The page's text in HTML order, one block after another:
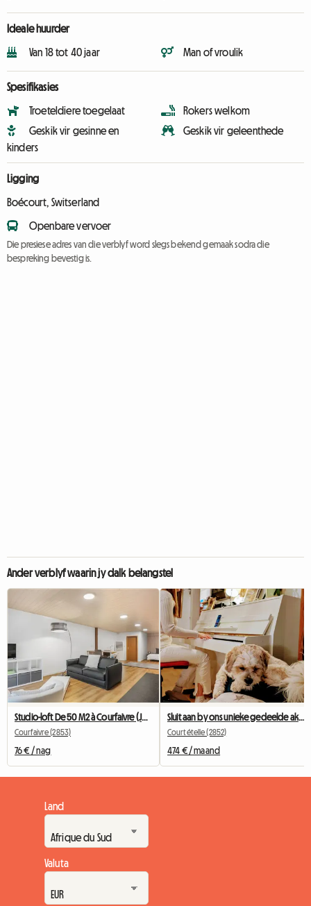
Ideale huurder
Van 18 tot 40 jaar Man of vroulik
Spesifikasies
Troeteldiere toegelaat
Geskik vir gesinne en
kinders
Rokers welkom
Geskik vir geleenthede
Ligging
Boécourt, Switserland
Openbare vervoer
Die presiese adres van die verblyf word slegs bekend gemaak sodra die
bespreking bevestig is.
Ander verblyf waarin jy dalk belangstel
Courfaivre (2853)
76 € / nag
Sluit aan by ons unieke gedeelde akkommodasie
Courtételle (2852)
474 € / maand
Land
Valuta